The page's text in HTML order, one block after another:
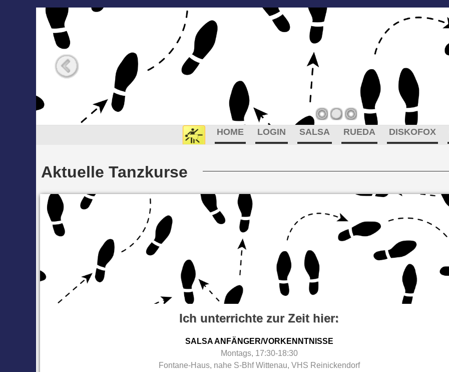
HOME LOGIN SALSA RUEDA DISKOFOX
Aktuelle Tanzkurse
Ich unterrichte zur Zeit hier:
SALSA ANFÄNGER/VORKENNTNISSE
Montags, 17:30-18:30
Fontane-Haus, nahe S-Bhf Wittenau, VHS Reinickendorf